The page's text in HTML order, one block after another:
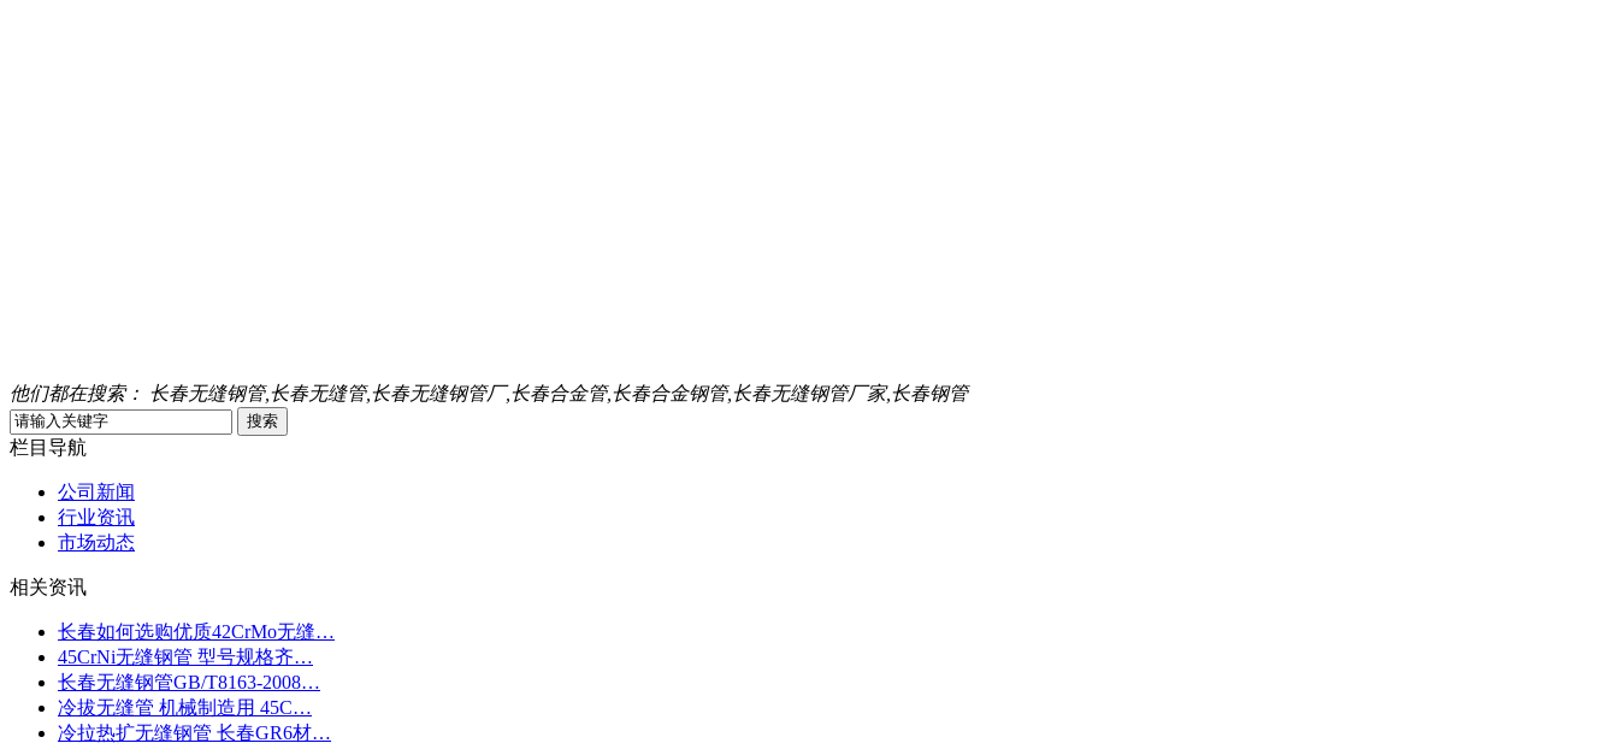
他们都在搜索： 长春无缝钢管,长春无缝管,长春无缝钢管厂,长春合金管,长春合金钢管,长春无缝钢管厂家,长春钢管
栏目导航
公司新闻
行业资讯
市场动态
相关资讯
长春如何选购优质42CrMo无缝…
45CrNi无缝钢管 型号规格齐…
长春无缝钢管GB/T8163-2008…
冷拔无缝管 机械制造用 45C…
冷拉热扩无缝钢管 长春GR6材…